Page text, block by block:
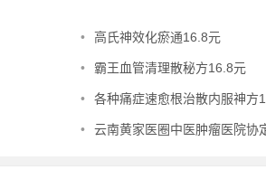
• 高氏神效化瘀通16.8元
• 霸王血管清理散秘方16.8元
• 各种痛症速愈根治散内服神方
• 云南黄家医圈中医肿瘤医院协